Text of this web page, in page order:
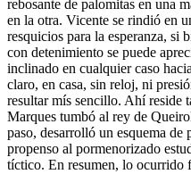
rebosante de palomitas en una
en la otra. Vicente se rindió en
resquicios para la esperanza, si
con detenimiento se puede
inclinado en cualquier caso
claro, en casa, sin reloj, ni
resultar mís sencillo. Ahí­ reside
Marques tumbó al rey de
paso, desarrolló un esquema de
propenso al pormenorizado
tíctico. En resumen, lo ocurrido